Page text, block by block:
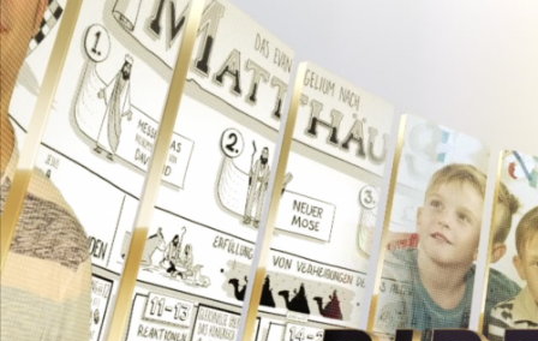
Zum Inhalt springen